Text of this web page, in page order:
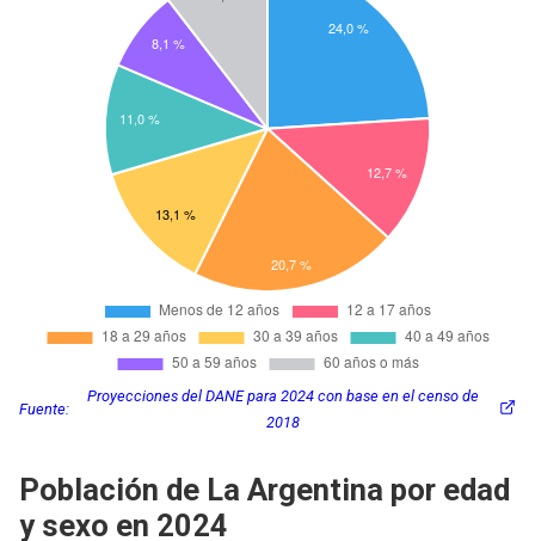
Fuente:
Proyecciones del DANE para 2024 con base en el censo de
2018
Población de La Argentina por edad
y sexo en 2024